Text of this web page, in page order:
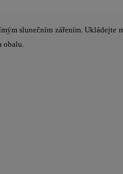
slunečním zářením. Ukládejte
obalu.